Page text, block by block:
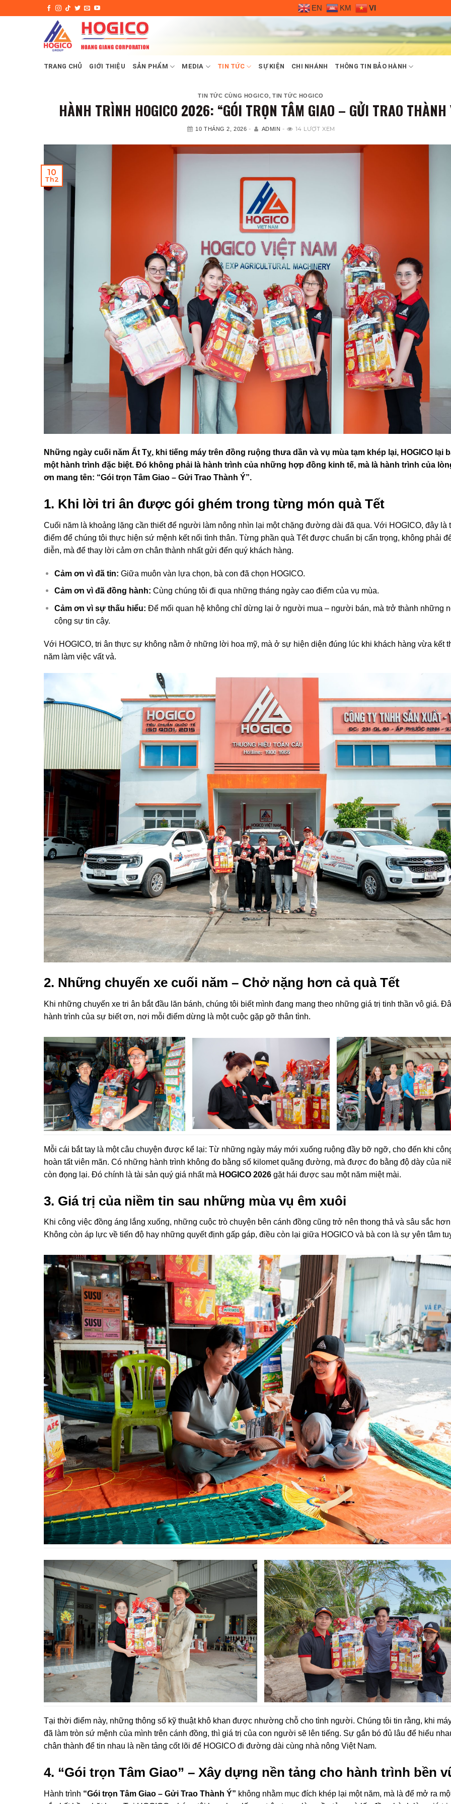
to
EN KM VI
TRANG CHỦ GIỚI THIỆU SẢN PHẨM MEDIA TIN TỨC SỰ KIỆN CHI NHÁNH THÔNG TIN BẢO HÀNH
TIN TỨC CÙNG HOGICO,TIN TỨC HOGICO
HÀNH TRÌNH HOGICO 2026: “GÓI TRỌN TÂM GIAO – GỬI TRAO THÀNH
10 THÁNG 2, 2026 - ADMIN - 14 LƯỢT XEM
10
Th2
Những ngày cuối năm Ất Tỵ, khi tiếng máy trên đồng ruộng thưa dần và vụ mùa tạm khép lại, HOGICO lại
một hành trình đặc biệt. Đó không phải là hành trình của những hợp đồng kinh tế, mà là hành trình của
ơn mang tên: “Gói trọn Tâm Giao – Gửi Trao Thành Ý”.
1. Khi lời tri ân được gói ghém trong từng món quà Tết
Cuối năm là khoảng lặng cần thiết để người làm nông nhìn lại một chặng đường dài đã qua. Với HOGICO, đây là
điểm để chúng tôi thực hiện sứ mệnh kết nối tình thân. Từng phần quà Tết được chuẩn bị cẩn trọng, không phải
diễn, mà để thay lời cảm ơn chân thành nhất gửi đến quý khách hàng.
Cảm ơn vì đã tin: Giữa muôn vàn lựa chọn, bà con đã chọn HOGICO.
Cảm ơn vì đã đồng hành: Cùng chúng tôi đi qua những tháng ngày cao điểm của vụ mùa.
Cảm ơn vì sự thấu hiểu: Để mối quan hệ không chỉ dừng lại ở người mua – người bán, mà trở thành những
cộng sự tin cậy.
Với HOGICO, tri ân thực sự không nằm ở những lời hoa mỹ, mà ở sự hiện diện đúng lúc khi khách hàng vừa kết
năm làm việc vất vả.
2. Những chuyến xe cuối năm – Chở nặng hơn cả quà Tết
Khi những chuyến xe tri ân bắt đầu lăn bánh, chúng tôi biết mình đang mang theo những giá trị tinh thần vô giá.
hành trình của sự biết ơn, nơi mỗi điểm dừng là một cuộc gặp gỡ thân tình.
Mỗi cái bắt tay là một câu chuyện được kể lại: Từ những ngày máy mới xuống ruộng đầy bỡ ngỡ, cho đến khi
hoàn tất viên mãn. Có những hành trình không đo bằng số kilomet quãng đường, mà được đo bằng độ dày của
còn đọng lại. Đó chính là tài sản quý giá nhất mà HOGICO 2026 gặt hái được sau một năm miệt mài.
3. Giá trị của niềm tin sau những mùa vụ êm xuôi
Khi công việc đồng áng lắng xuống, những cuộc trò chuyện bên cánh đồng cũng trở nên thong thả và sâu sắc
Không còn áp lực về tiến độ hay những quyết định gấp gáp, điều còn lại giữa HOGICO và bà con là sự yên tâm
Tại thời điểm này, những thông số kỹ thuật khô khan được nhường chỗ cho tình người. Chúng tôi tin rằng, khi
đã làm tròn sứ mệnh của mình trên cánh đồng, thì giá trị của con người sẽ lên tiếng. Sự gắn bó đủ lâu để hiểu
chân thành để tin nhau là nền tảng cốt lõi để HOGICO đi đường dài cùng nhà nông Việt Nam.
4. “Gói trọn Tâm Giao” – Xây dựng nền tảng cho hành trình bền
Hành trình “Gói trọn Tâm Giao – Gửi Trao Thành Ý” không nhằm mục đích khép lại một năm, mà là để mở ra